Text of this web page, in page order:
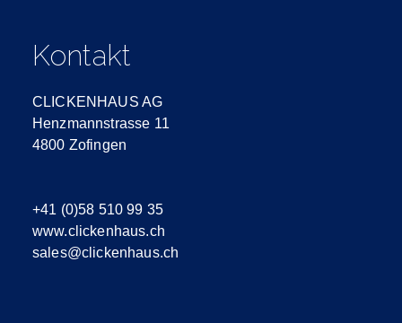
Kontakt
CLICKENHAUS AG
Henzmannstrasse 11
4800 Zofingen
+41 (0)58 510 99 35
www.clickenhaus.ch
sales@clickenhaus.ch